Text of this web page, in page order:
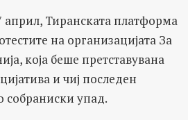
април, Тиранската платформа
на организацијата За
која беше претставувана
и чиј последен
собраниски упад.